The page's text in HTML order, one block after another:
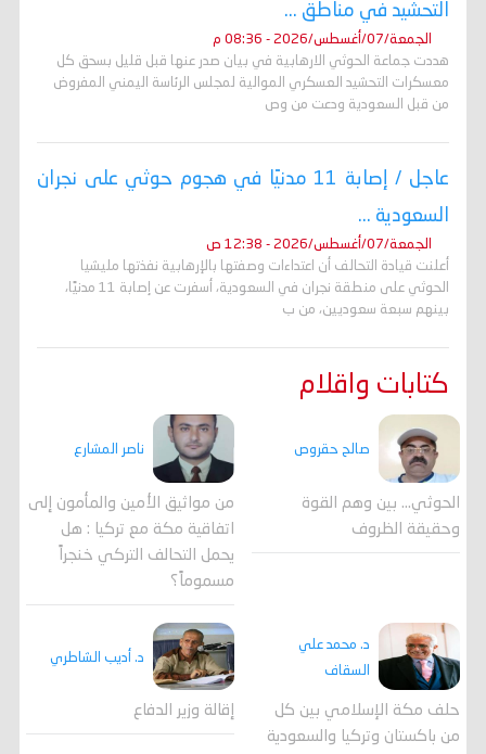
التحشيد في مناطق ...
الجمعة/07/أغسطس/2026 - 08:36 م
هددت جماعة الحوثي الارهابية في بيان صدر عنها قبل قليل بسحق كل
معسكرات التحشيد العسكري الموالية لمجلس الرئاسة اليمني المفروض
من قبل السعودية ودعت من وص
عاجل / إصابة 11 مدنيًا في هجوم حوثي على نجران
السعودية ...
الجمعة/07/أغسطس/2026 - 12:38 ص
أعلنت قيادة التحالف أن اعتداءات وصفتها بالإرهابية نفذتها مليشيا
الحوثي على منطقة نجران في السعودية، أسفرت عن إصابة 11 مدنيًا،
بينهم سبعة سعوديين، من ب
كتابات واقلام
صالح حقروص
الحوثي... بين وهم القوة
وحقيقة الظروف
ناصر المشارع
من مواثيق الأمين والمأمون إلى
اتفاقية مكة مع تركيا : هل
يحمل التحالف التركي خنجراً
مسموماً؟
د. محمد علي
السقاف
حلف مكة الإسلامي بين كل
من باكستان وتركيا والسعودية
د. أديب الشاطري
إقالة وزير الدفاع